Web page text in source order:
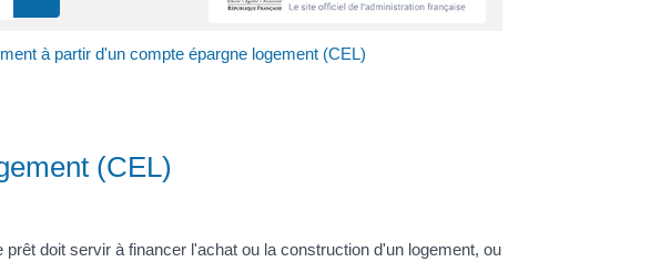
à partir d'un compte épargne logement (CEL)
(CEL)
doit servir à financer l'achat ou la construction d'un logement, ou